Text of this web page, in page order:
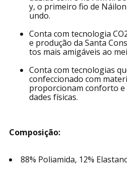
posterior.
Conta com tecnologia
duzido com o fio AMNI.
y, o primeiro fio de
undo.
Conta com tecnologia
e produção da Santa
tos mais amigáveis ao
proporcionam conforto e
dades físicas.